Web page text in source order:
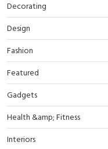
Decorating
Design
Fashion
Featured
Gadgets
Health &amp; Fitness
Interiors